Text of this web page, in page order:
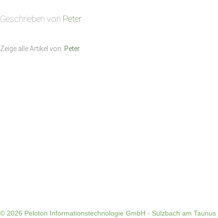
Geschrieben von Peter
Zeige alle Artikel von: Peter
© 2026 Peloton Informationstechnologie GmbH - Sulzbach am Taunus